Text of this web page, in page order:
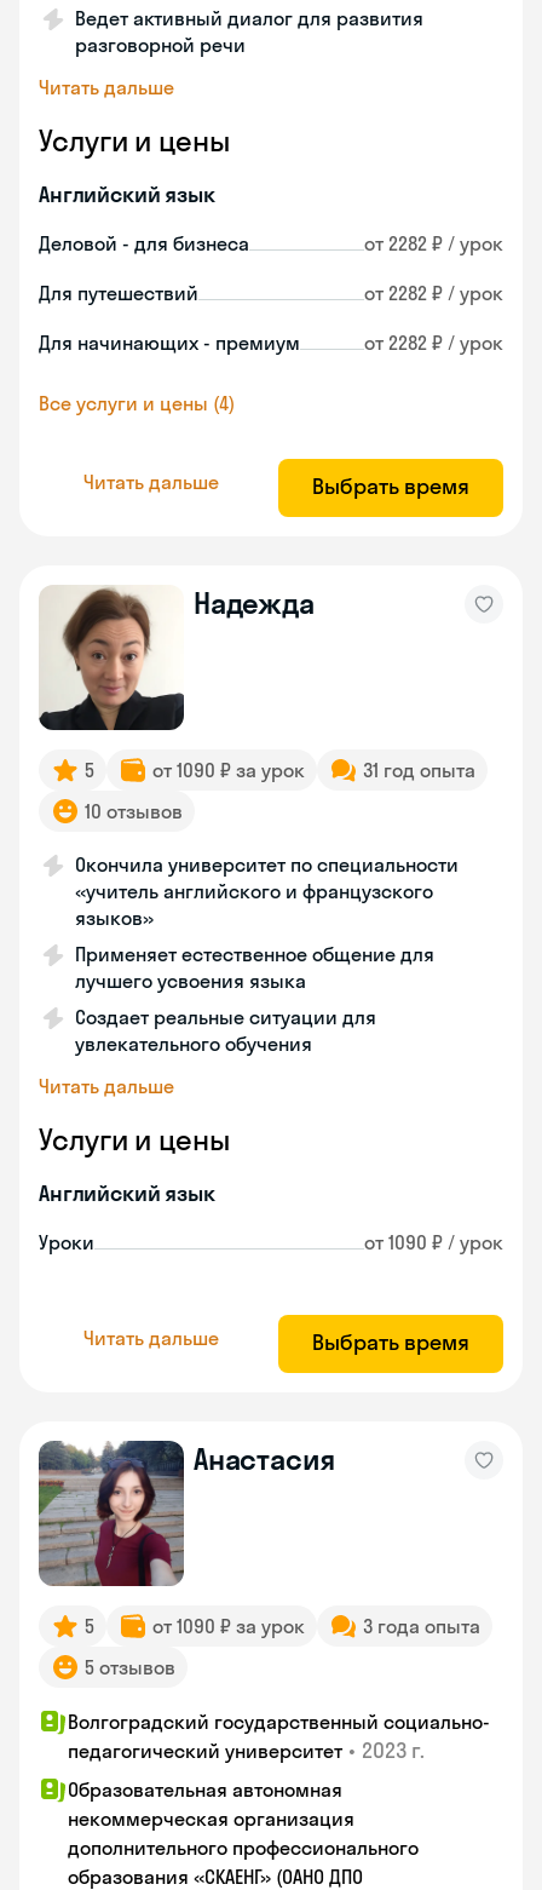
Ведет активный диалог для развития
разговорной речи
Читать дальше
Услуги и цены
Английский язык
Деловой - для бизнеса от 2282 ₽ / урок
Для путешествий от 2282 ₽ / урок
Для начинающих - премиум от 2282 ₽ / урок
Все услуги и цены (4)
Читать дальше Выбрать время
Надежда
5 от 1090 ₽ за урок
31 год опыта
10 отзывов
Окончила университет по специальности
«учитель английского и французского
языков»
Применяет естественное общение для
лучшего усвоения языка
Создает реальные ситуации для
увлекательного обучения
Читать дальше
Услуги и цены
Английский язык
Уроки от 1090 ₽ / урок
Читать дальше Выбрать время
Анастасия
5 от 1090 ₽ за урок
3 года опыта
5 отзывов
Волгоградский государственный социально-
педагогический университет • 2023 г.
Образовательная автономная
некоммерческая организация
дополнительного профессионального
образования «СКАЕНГ» (ОАНО ДПО